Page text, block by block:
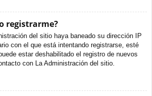
registrarme?
del sitio haya baneado su dirección IP
con el que está intentando registrarse, esté
estar deshabilitado el registro de nuevos
con La Administración del sitio.